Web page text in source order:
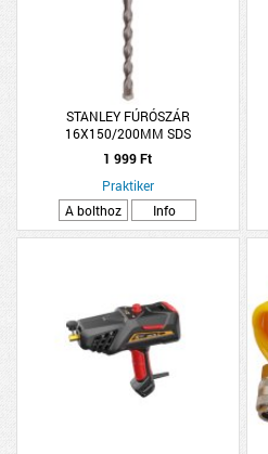
STANLEY FÚRÓSZÁR
16X150/200MM SDS
1 999 Ft
Praktiker
A bolthoz
Info